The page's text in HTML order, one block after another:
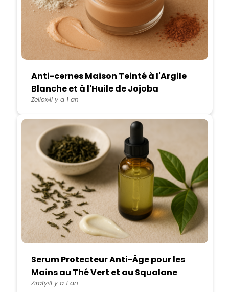
Anti-cernes Maison Teinté à l'Argile
Blanche et à l'Huile de Jojoba
ZelioxIl y a 1 an
Serum Protecteur Anti-Âge pour les
Mains au Thé Vert et au Squalane
ZirafyIl y a 1 an